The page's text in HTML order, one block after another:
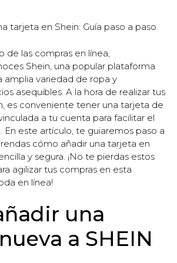
tarjeta en Shein: Guía paso a paso
de las compras en línea,
Shein, una popular plataforma
amplia variedad de ropa y
asequibles. A la hora de realizar tus
es conveniente tener una tarjeta de
a tu cuenta para facilitar el
En este artículo, te guiaremos paso a
cómo añadir una tarjeta en
y segura. ¡No te pierdas estos
agilizar tus compras en esta
en línea!
una
a SHEIN